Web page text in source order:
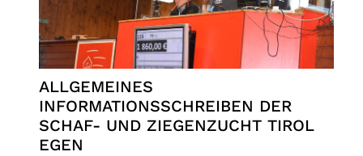
ALLGEMEINES
INFORMATIONSSCHREIBEN DER
SCHAF- UND ZIEGENZUCHT TIROL
EGEN